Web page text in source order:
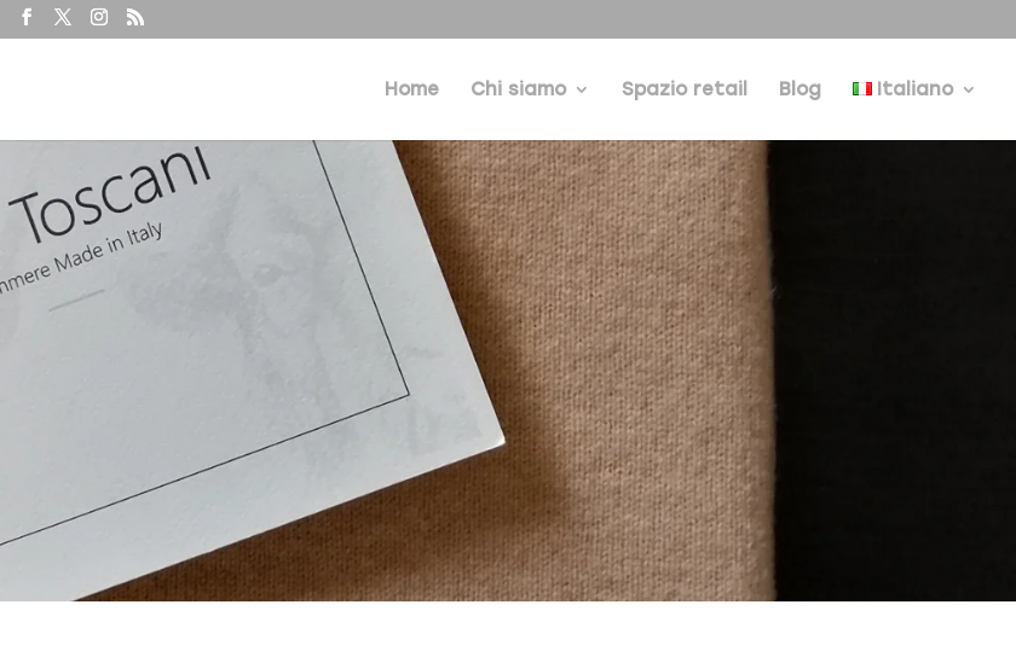
Home Chi siamo Spazio retail Blog Italiano